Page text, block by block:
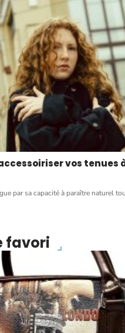
vos tenues
par sa capacité à paraître naturel
favori